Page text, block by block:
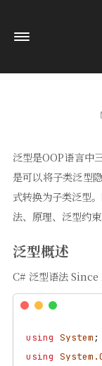
分类
友链
泛型是OOP语言中
是可以将子类泛型
式转换为子类泛型
法、原理、泛型约
泛型概述
C# 泛型语法 Since
using System ;
using